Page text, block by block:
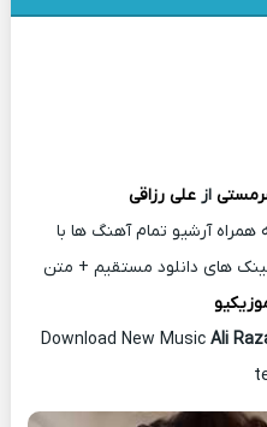
ازعلی رزاقی
همراه آرشیو تمام آهنگ ها با
های دانلود مستقیم + متن
Download New Music Ali